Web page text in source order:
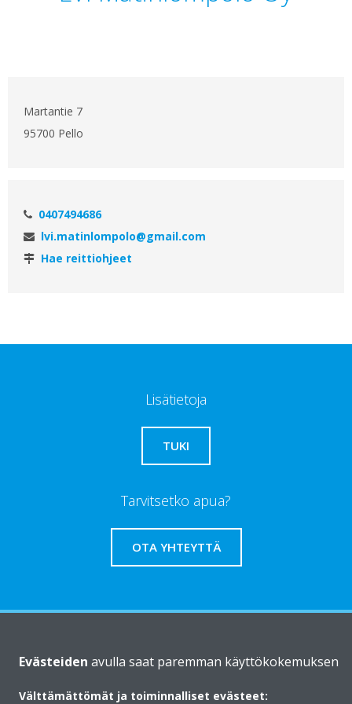
Martantie 7
95700 Pello
0407494686
lvi.matinlompolo@gmail.com
Hae reittiohjeet
Lisätietoja
TUKI
Tarvitsetko apua?
OTA YHTEYTTÄ
Evästeiden avulla saat paremman käyttökokemuksen
Välttämättömät ja toiminnalliset evästeet: